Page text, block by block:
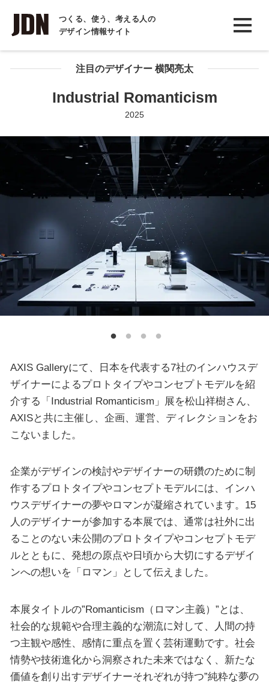
つくる、使う、考える人の
デザイン情報サイト
INTERVIEW
インタビュー
REPORT注目のデザイナー 横関亮太
Industrial Romanticism
2025
AXIS Galleryにて、日本を代表する7社のインハウスデ
ザイナーによるプロトタイプやコンセプトモデルを紹
介する「Industrial Romanticism」展を松山祥樹さん、
AXISと共に主催し、企画、運営、ディレクションをお
こないました。
企業がデザインの検討やデザイナーの研鑽のために制
作するプロトタイプやコンセプトモデルには、インハ
ウスデザイナーの夢やロマンが凝縮されています。15
人のデザイナーが参加する本展では、通常は社外に出
ることのない未公開のプロトタイプやコンセプトモデ
ルとともに、発想の原点や日頃から大切にするデザイ
ンへの想いを「ロマン」として伝えました。
本展タイトルの”Romanticism（ロマン主義）”とは、
社会的な規範や合理主義的な潮流に対して、人間の持
つ主観や感性、感情に重点を置く芸術運動です。社会
情勢や技術進化から洞察された未来ではなく、新たな
価値を創り出すデザイナーそれぞれが持つ”純粋な夢の